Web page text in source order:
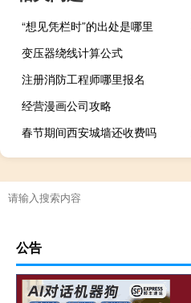
“想见凭栏时”的出处是哪里
变压器绕线计算公式
注册消防工程师哪里报名
经营漫画公司攻略
春节期间西安城墙还收费吗
公告